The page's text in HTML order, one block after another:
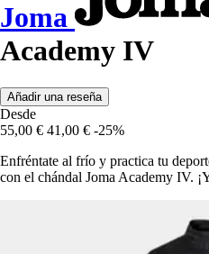
Joma
Academy IV
Añadir una reseña
Desde
55,00 € 41,00 € -25%
Enfréntate al frío y practica tu
con el chándal Joma Academy IV.